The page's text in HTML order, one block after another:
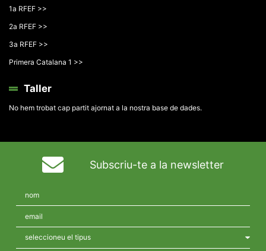
1a RFEF >>
2a RFEF >>
3a RFEF >>
Primera Catalana 1 >>
Taller
No hem trobat cap partit ajornat a la nostra base de dades.
Subscriu-te a la newsletter